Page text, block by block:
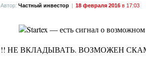
Автор: Частный инвестор | 18 февраля 2016 в 17:03
!! НЕ ВКЛАДЫВАТЬ. ВОЗМОЖЕН